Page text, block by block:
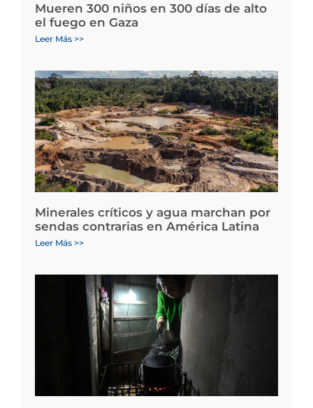
Mueren 300 niños en 300 días de alto
el fuego en Gaza
Leer Más >>
Minerales críticos y agua marchan por
sendas contrarias en América Latina
Leer Más >>